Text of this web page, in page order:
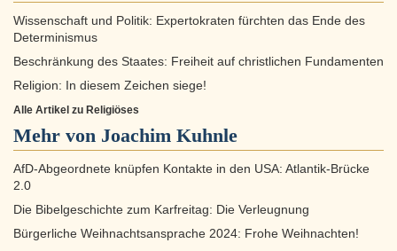
Wissenschaft und Politik: Expertokraten fürchten das Ende des
Determinismus
Beschränkung des Staates: Freiheit auf christlichen Fundamenten
Religion: In diesem Zeichen siege!
Alle Artikel zu Religiöses
Mehr von Joachim Kuhnle
AfD-Abgeordnete knüpfen Kontakte in den USA: Atlantik-Brücke
2.0
Die Bibelgeschichte zum Karfreitag: Die Verleugnung
Bürgerliche Weihnachtsansprache 2024: Frohe Weihnachten!